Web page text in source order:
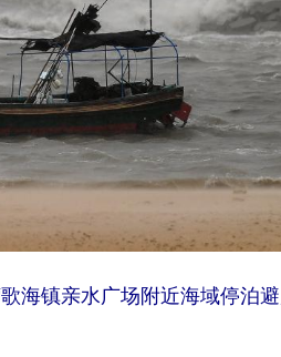
镇亲水广场附近海域停泊